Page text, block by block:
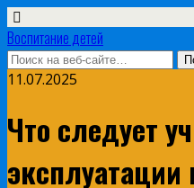
Воспитание детей
11.07.2025
Что следует
эксплуатации